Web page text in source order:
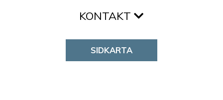
KONTAKT
SIDKARTA